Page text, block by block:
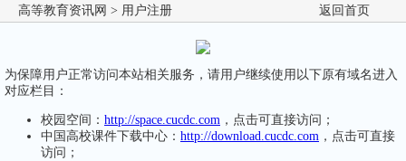
高等教育资讯网 > 用户注册 返回首页
为保障用户正常访问本站相关服务，请用户继续使用以下原有域名进入
对应栏目：
校园空间： http://space.cucdc.com ，点击可直接访问；
中国高校课件下载中心： http://download.cucdc.com ，点击可直接
访问；